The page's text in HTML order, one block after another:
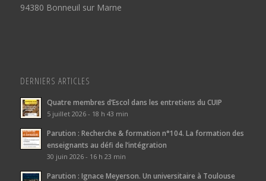
94380 Bonneuil sur Marne
DERNIERS ARTICLES
Quatre membres d’Escol dans les entretiens du CUIP
5 juillet 2026 - 18 h 43 min
Parution : Recherche & formation n°104. La formation des
enseignants au défi de l’intégration
30 juin 2026 - 16 h 23 min
Parution : Ignace Meyerson. Un universitaire à Toulouse